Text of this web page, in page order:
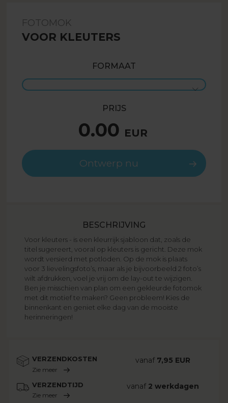
FOTOMOK
VOOR KLEUTERS
FORMAAT
PRIJS
0.00 EUR
Ontwerp nu
BESCHRIJVING
Voor kleuters - is een kleurrijk sjabloon dat, zoals de
titel sugereert, vooral op kleuters is gericht. Deze mok
wordt versierd met potloden. Op de mok is plaats
voor 3 lievelingsfoto’s, maar als je bijvoorbeeld 2 foto’s
wilt afdrukken, voel je vrij om de lay-out te wijzigen.
Ben je misschien van plan om een gekleurde fotomok
met dit motief te maken? Geen probleem! Kies de
binnenkant en geniet elke dag van de mooiste
herinneringen!
VERZENDKOSTEN
Zie meer
vanaf 7,95 EUR
VERZENDTIJD
Zie meer
vanaf2 werkdagen